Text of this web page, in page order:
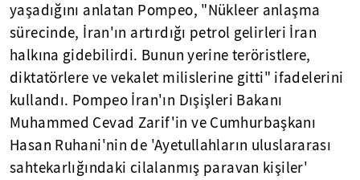
yaşadığını anlatan Pompeo, "Nükleer anlaşma
sürecinde, İran'ın artırdığı petrol gelirleri İran
halkına gidebilirdi. Bunun yerine teröristlere,
diktatörlere ve vekalet milislerine gitti" ifadelerini
kullandı. Pompeo İran'ın Dışişleri Bakanı
Muhammed Cevad Zarif'in ve Cumhurbaşkanı
Hasan Ruhani'nin de 'Ayetullahların uluslararası
sahtekarlığındaki cilalanmış paravan kişiler'